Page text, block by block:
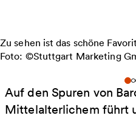
Zu sehen ist das schöne
Foto: ©Stuttgart Marketing
Auf den Spuren von
Mittelalterlichem führt